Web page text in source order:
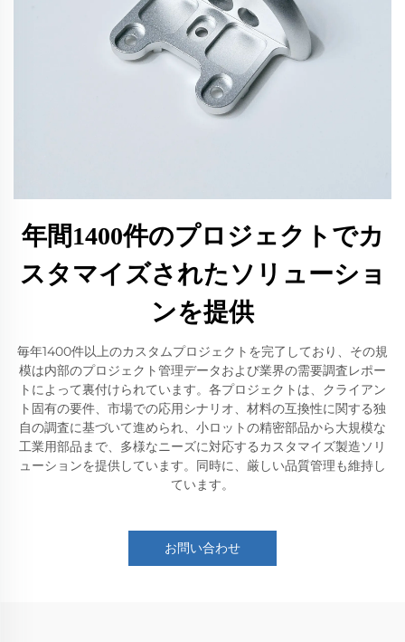
年間1400件のプロジェクトでカ
スタマイズされたソリューショ
ンを提供
毎年1400件以上のカスタムプロジェクトを完了しており、その規
模は内部のプロジェクト管理データおよび業界の需要調査レポー
トによって裏付けられています。各プロジェクトは、クライアン
ト固有の要件、市場での応用シナリオ、材料の互換性に関する独
自の調査に基づいて進められ、小ロットの精密部品から大規模な
工業用部品まで、多様なニーズに対応するカスタマイズ製造ソリ
ューションを提供しています。同時に、厳しい品質管理も維持し
ています。
お問い合わせ